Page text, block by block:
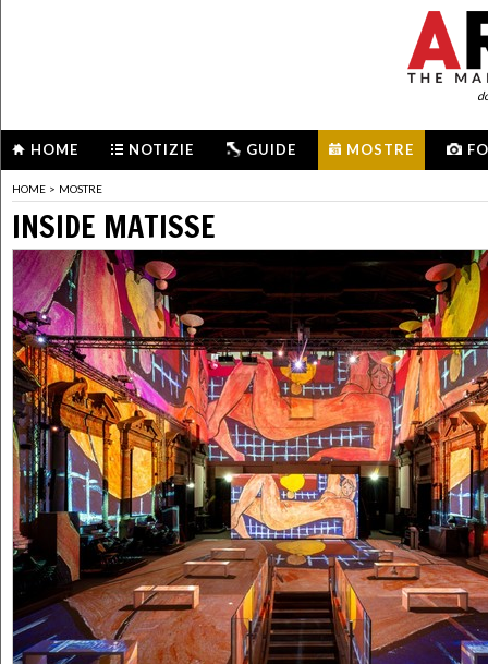
HOME NOTIZIE GUIDE MOSTRE
HOME > MOSTRE
INSIDE MATISSE